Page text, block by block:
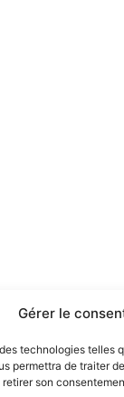
Gérer le
technologies
permettra de traiter
son